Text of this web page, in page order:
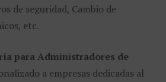
de seguridad, Cambio de
etc.
para Administradores de
a empresas dedicadas al